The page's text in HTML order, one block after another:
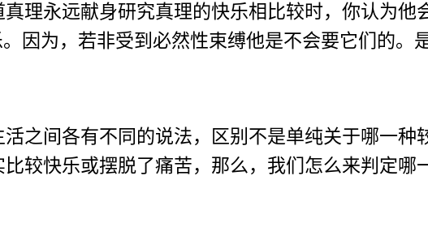
理永远献身研究真理的快乐相比较时，你认为
因为，若非受到必然性束缚他是不会要它们的。
之间各有不同的说法，区别不是单纯关于哪一
较快乐或摆脱了痛苦，那么，我们怎么来判定哪